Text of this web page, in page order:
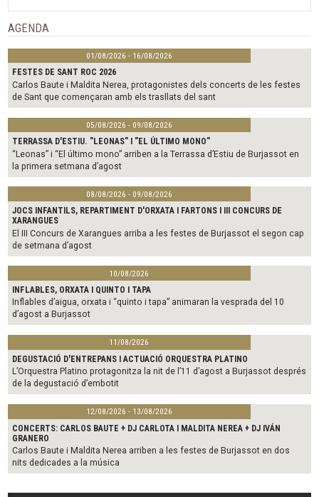
AGENDA
01/08/2026 - 16/08/2026
FESTES DE SANT ROC 2026
Carlos Baute i Maldita Nerea, protagonistes dels concerts de les festes
de Sant que començaran amb els trasllats del sant
05/08/2026 - 09/08/2026
TERRASSA D'ESTIU. "LEONAS" I "EL ÚLTIMO MONO"
“Leonas” i “El último mono” arriben a la Terrassa d’Estiu de Burjassot en
la primera setmana d’agost
08/08/2026 - 09/08/2026
JOCS INFANTILS, REPARTIMENT D'ORXATA I FARTONS I III CONCURS DE
XARANGUES
El III Concurs de Xarangues arriba a les festes de Burjassot el segon cap
de setmana d’agost
10/08/2026
INFLABLES, ORXATA I QUINTO I TAPA
Inflables d’aigua, orxata i “quinto i tapa” animaran la vesprada del 10
d’agost a Burjassot
11/08/2026
DEGUSTACIÓ D'ENTREPANS I ACTUACIÓ ORQUESTRA PLATINO
L’Orquestra Platino protagonitza la nit de l’11 d’agost a Burjassot després
de la degustació d’embotit
12/08/2026 - 13/08/2026
CONCERTS: CARLOS BAUTE + DJ CARLOTA I MALDITA NEREA + DJ IVÁN
GRANERO
Carlos Baute i Maldita Nerea arriben a les festes de Burjassot en dos
nits dedicades a la música